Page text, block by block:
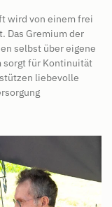
wird von einem frei
Das Gremium der
selbst über eigene
sorgt für Kontinuität
liebevolle